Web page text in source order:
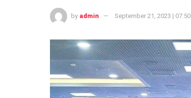
by admin September 21, 2023 | 07:50